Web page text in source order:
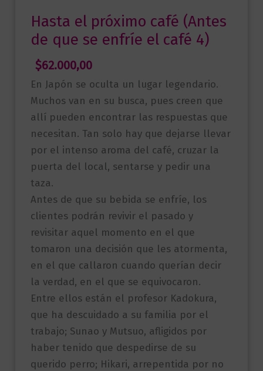
Hasta el próximo café (Antes
de que se enfríe el café 4)
$62.000,00
En Japón se oculta un lugar legendario.
Muchos van en su busca, pues creen que
allí pueden encontrar las respuestas que
necesitan. Tan solo hay que dejarse llevar
por el intenso aroma del café, cruzar la
puerta del local, sentarse y pedir una
taza.
Antes de que su bebida se enfríe, los
clientes podrán revivir el pasado y
revisitar aquel momento en el que
tomaron una decisión que les atormenta,
en el que callaron cuando querían decir
la verdad, en el que se equivocaron.
Entre ellos están el profesor Kadokura,
que ha descuidado a su familia por el
trabajo; Sunao y Mutsuo, afligidos por
haber tenido que despedirse de su
querido perro; Hikari, arrepentida por no